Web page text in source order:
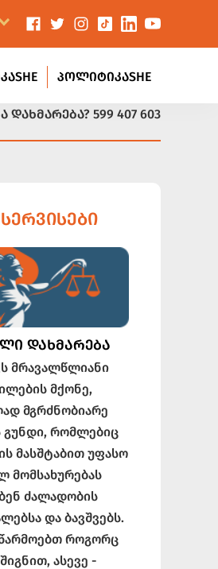
ᲞᲝᲚᲘᲢᲘᲙᲐSHE
ᲓᲐᲮᲛᲐᲠᲔᲑᲐ? 599 407 603
ᲓᲐᲮᲛᲐᲠᲔᲑᲐ
მრავალწლიანი
მქონე,
მგრძნობიარე
გუნდი, რომლებიც
მასშტაბით უფასო
მომსახურებას
ძალადობის
და ბავშვებს.
როგორც
ასევე -